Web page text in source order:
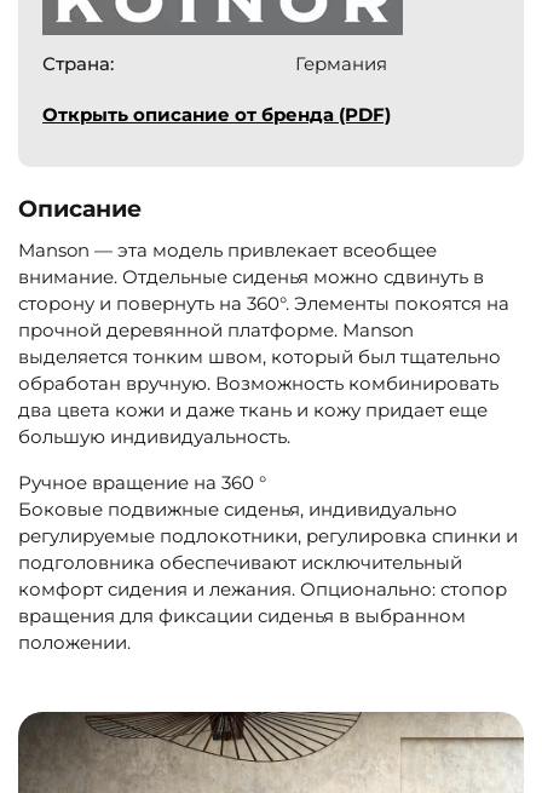
Страна: Германия
Открыть описание от бренда (PDF)
Описание
Manson — эта модель привлекает всеобщее
внимание. Отдельные сиденья можно сдвинуть в
сторону и повернуть на 360°. Элементы покоятся на
прочной деревянной платформе. Manson
выделяется тонким швом, который был тщательно
обработан вручную. Возможность комбинировать
два цвета кожи и даже ткань и кожу придает еще
большую индивидуальность.
Ручное вращение на 360 °
Боковые подвижные сиденья, индивидуально
регулируемые подлокотники, регулировка спинки и
подголовника обеспечивают исключительный
комфорт сидения и лежания. Опционально: стопор
вращения для фиксации сиденья в выбранном
положении.